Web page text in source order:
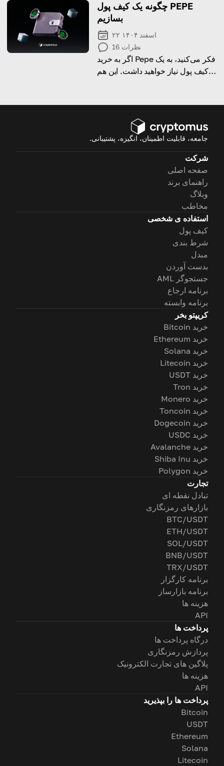
چگونه یک کیف پول PEPE
بسازیم
۲۲ اسفند ۱۴۰۴
16 نظرات
اگر به خرید Pepe فکر می‌کنید، به یک
کیف پول نیاز خواهید داشت. این هم
جامعه، قابلیت اطمینان، انگیزه، پشتیبانی.
شرکت
صفحه اصلی
راهنمای برند
وبلاگ
مخاطب
استفاده ی شخصی
کیف پول
شرط بندی
مبدل
بدست آوردن
جستجوگر AML
برنامه ارجاع
برنامه وابسته
کریپتو بخر
خرید Bitcoin
خرید Ethereum
خرید Solana
خرید Litecoin
خرید USDT
خرید Tron
خرید Monero
خرید Toncoin
خرید Dogecoin
خرید USDC
خرید Avalanche
خرید Shiba Inu
خرید Polygon
تجارت
تبادل نقطه ای
بازارهای رمزنگاری
BTC/USDT
ETH/USDT
SOL/USDT
BNB/USDT
TRX/USDT
برنامه کارگزار
برنامه بازارساز
هزینه ها
API
پرداخت ها
درگاه پرداخت ها
پردازش رمزنگاری
پلاگین های تجارت الکترونیک
هزینه ها
API
پرداخت ها را بپذیرید
Bitcoin
USDT
Ethereum
Solana
Litecoin